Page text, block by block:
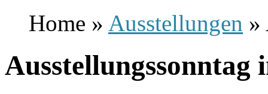
Home » Ausstellungen »
Ausstellungssonntag